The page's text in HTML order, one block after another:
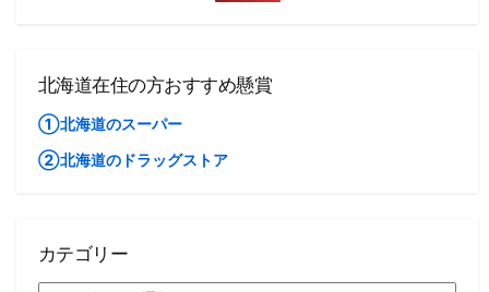
北海道在住の方おすすめ懸賞
①北海道のスーパー
②北海道のドラッグストア
カテゴリー